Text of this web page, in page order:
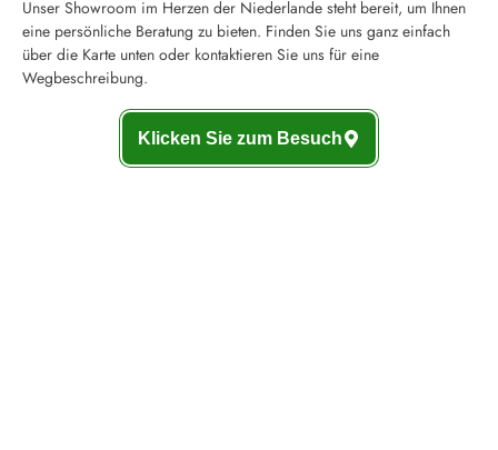
Unser Showroom im Herzen der Niederlande steht bereit, um Ihnen
eine persönliche Beratung zu bieten. Finden Sie uns ganz einfach
über die Karte unten oder kontaktieren Sie uns für eine
Wegbeschreibung.
Klicken Sie zum Besuch